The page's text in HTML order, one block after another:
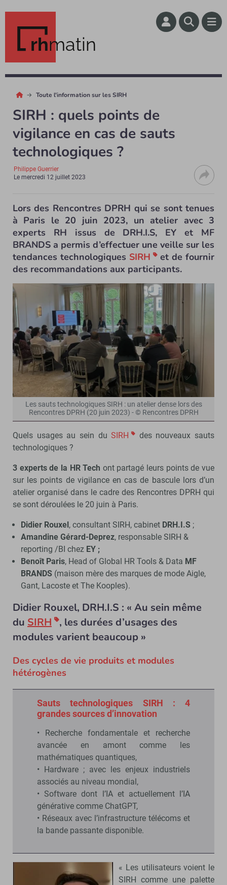
rhmatin
Toute l'information sur les SIRH
SIRH : quels points de
vigilance en cas de sauts
technologiques ?
Philippe Guerrier
Lemercredi 12 juillet 2023
Lors des Rencontres DPRH qui se sont tenues
à Paris le 20 juin 2023, un atelier avec 3
experts RH issus de DRH.I.S, EY et MF
BRANDS a permis d’effectuer une veille sur les
tendances technologiques SIRH
et de fournir
des recommandations aux participants.
Les sauts technologiques SIRH : un atelier dense lors des
Rencontres DPRH (20 juin 2023) - © Rencontres DPRH
Quels usages au sein duSIRH
des nouveaux sauts
technologiques ?
3 experts de la HR Tech ont partagé leurs points de vue
sur les points de vigilance en cas de bascule lors d’un
atelier organisé dans le cadre des Rencontres DPRH qui
se sont déroulées le 20 juin à Paris.
Didier Rouxel, consultant SIRH, cabinet DRH.I.S;
Amandine Gérard-Deprez, responsable SIRH &
reporting /BI chez EY ;
Benoît Paris, Head of Global HR Tools & Data MF
BRANDS(maison mère des marques de mode Aigle,
Gant, Lacoste et The Kooples).
Didier Rouxel, DRH.I.S : « Au sein même
du SIRH
, les durées d’usages des
modules varient beaucoup »
Des cycles de vie produits et modules
hétérogènes
Sauts technologiques SIRH : 4
grandes sources d’innovation
• Recherche fondamentale et recherche
avancée en amont comme les
mathématiques quantiques,
• Hardware ; avec les enjeux industriels
associés au niveau mondial,
• Software dont l’IA et actuellement l’IA
générative comme ChatGPT,
• Réseaux avec l’infrastructure télécoms et
la bande passante disponible.
« Les utilisateurs voient le
SIRH comme une palette